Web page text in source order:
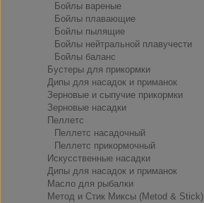
Бойлы вареные
Бойлы плавающие
Бойлы пылящие
Бойлы нейтральной плавучести
Бойлы баланс
Бустеры для прикормки
Дипы для насадок и приманок
Зерновые и сыпучие прикормки
Зерновые насадки
Пеллетс
Пеллетс насадочный
Пеллетс прикормочный
Искусственные насадки
Дипы для насадок и приманок
Масло для рыбалки
Метод и Стик Миксы (Metod & Stick)